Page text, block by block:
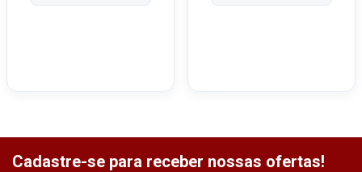
Cadastre-se para receber nossas ofertas!